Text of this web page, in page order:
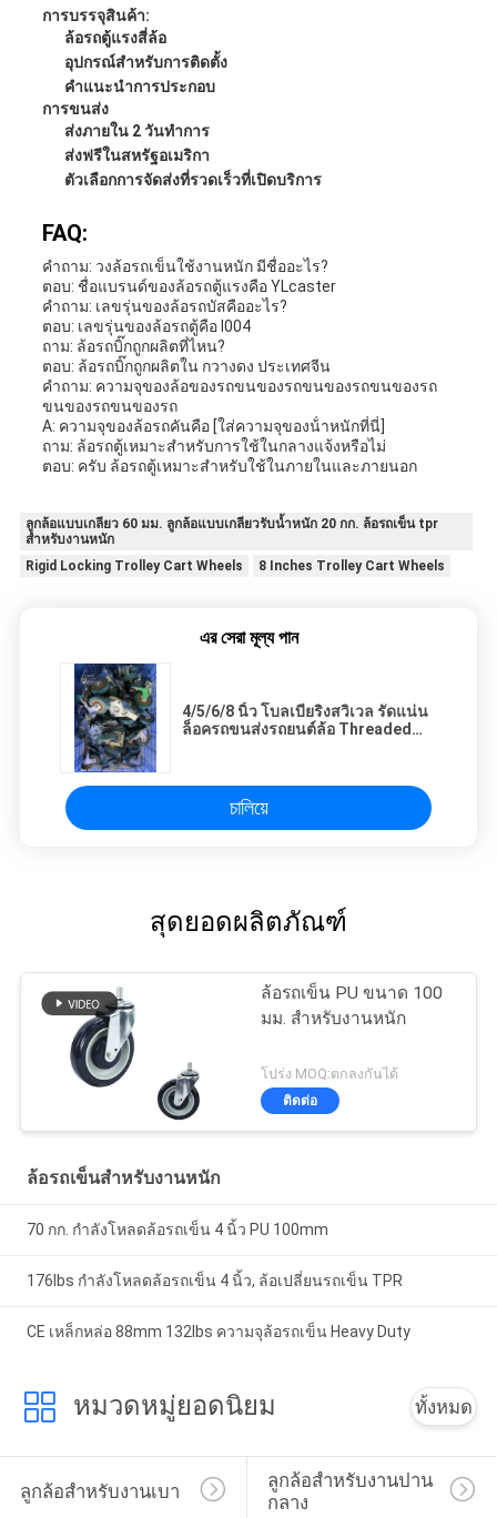
การบรรจุสินค้า:
ล้อรถตู้แรงสี่ล้อ
อุปกรณ์สําหรับการติดตั้ง
คําแนะนําการประกอบ
การขนส่ง
ส่งภายใน 2 วันทําการ
ส่งฟรีในสหรัฐอเมริกา
ตัวเลือกการจัดส่งที่รวดเร็วที่เปิดบริการ
FAQ:
คําถาม: วงล้อรถเข็นใช้งานหนัก มีชื่ออะไร?
ตอบ: ชื่อแบรนด์ของล้อรถตู้แรงคือ YLcaster
คําถาม: เลขรุ่นของล้อรถบัสคืออะไร?
ตอบ: เลขรุ่นของล้อรถตู้คือ I004
ถาม: ล้อรถบิ๊กถูกผลิตที่ไหน?
ตอบ: ล้อรถบิ๊กถูกผลิตใน กวางดง ประเทศจีน
คําถาม: ความจุของล้อของรถขนของรถขนของรถขนของรถ
ขนของรถขนของรถ
A: ความจุของล้อรถคันคือ [ใส่ความจุของน้ําหนักที่นี่]
ถาม: ล้อรถตู้เหมาะสําหรับการใช้ในกลางแจ้งหรือไม่
ตอบ: ครับ ล้อรถตู้เหมาะสําหรับใช้ในภายในและภายนอก
ลูกล้อแบบเกลียว 60 มม. ลูกล้อแบบเกลียวรับน้ำหนัก 20 กก. ล้อรถเข็น tpr
สำหรับงานหนัก
Rigid Locking Trolley Cart Wheels
8 Inches Trolley Cart Wheels
এর সেরা মূল্য পান
4/5/6/8 นิ้ว โบลเบียริงสวิเวล รัดแน่น
ล็อครถขนส่งรถยนต์ล้อ Threaded
চালিয়ে
สุดยอดผลิตภัณฑ์
ล้อรถเข็น PU ขนาด 100
มม. สำหรับงานหนัก
โปร่ง MOQ:ตกลงกันได้
ติดต่อ
ล้อรถเข็นสำหรับงานหนัก
70 กก. กำลังโหลดล้อรถเข็น 4 นิ้ว PU 100mm
176lbs กำลังโหลดล้อรถเข็น 4 นิ้ว, ล้อเปลี่ยนรถเข็น TPR
CE เหล็กหล่อ 88mm 132lbs ความจุล้อรถเข็น Heavy Duty
หมวดหมู่ยอดนิยม ทั้งหมด
ลูกล้อสำหรับงานเบา
ลูกล้อสำหรับงานปาน
กลาง